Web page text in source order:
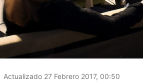
Actualizado 27 Febrero 2017, 00:50